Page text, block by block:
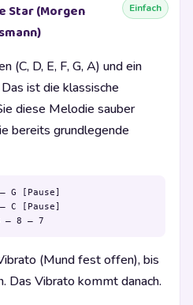
Einfach
Star (Morgen
(C, D, E, F, G, A) und ein
ist die klassische
diese Melodie sauber
bereits grundlegende
G [Pause]
C [Pause]
– 8 – 7
(Mund fest offen), bis
Das Vibrato kommt danach.